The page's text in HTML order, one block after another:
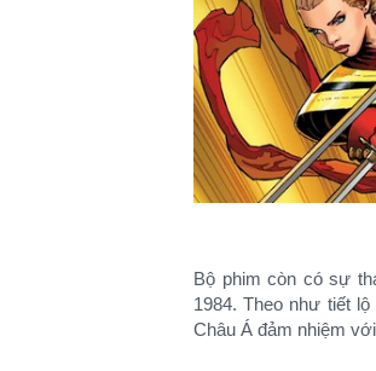
Bộ phim còn có sự
1984. Theo như tiết
Châu Á đảm nhiệm